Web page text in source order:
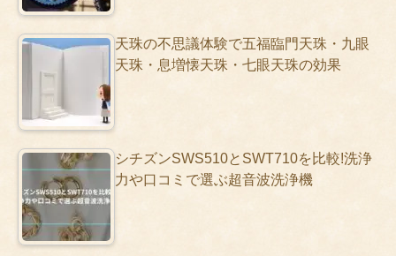
天珠の不思議体験で五福臨門天珠・九眼
天珠・息増懐天珠・七眼天珠の効果
シチズンSWS510とSWT710を比較!洗浄
力や口コミで選ぶ超音波洗浄機